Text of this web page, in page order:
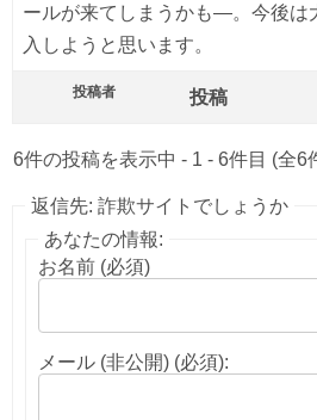
ールが来てしまうかも—。今後は
入しようと思います。
投稿者 投稿
6件の投稿を表示中 - 1 - 6件目 (全6
返信先: 詐欺サイトでしょうか
あなたの情報:
お名前 (必須)
メール (非公開) (必須):